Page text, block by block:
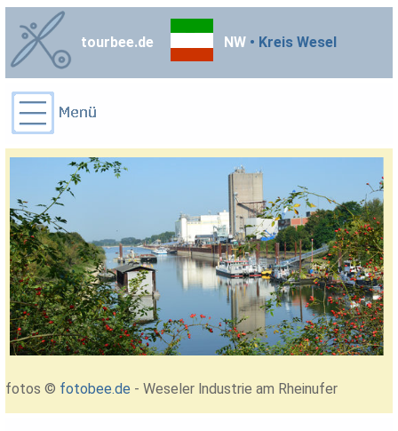
tourbee.de NW • Kreis Wesel
fotos © fotobee.de - Weseler lndustrie am Rheinufer